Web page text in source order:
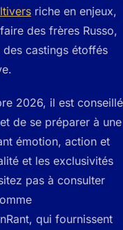
riche en enjeux,
des frères Russo,
castings étoffés
2026, il est conseillé
de se préparer à une
émotion, action et
et les exclusivités
pas à consulter
qui fournissent